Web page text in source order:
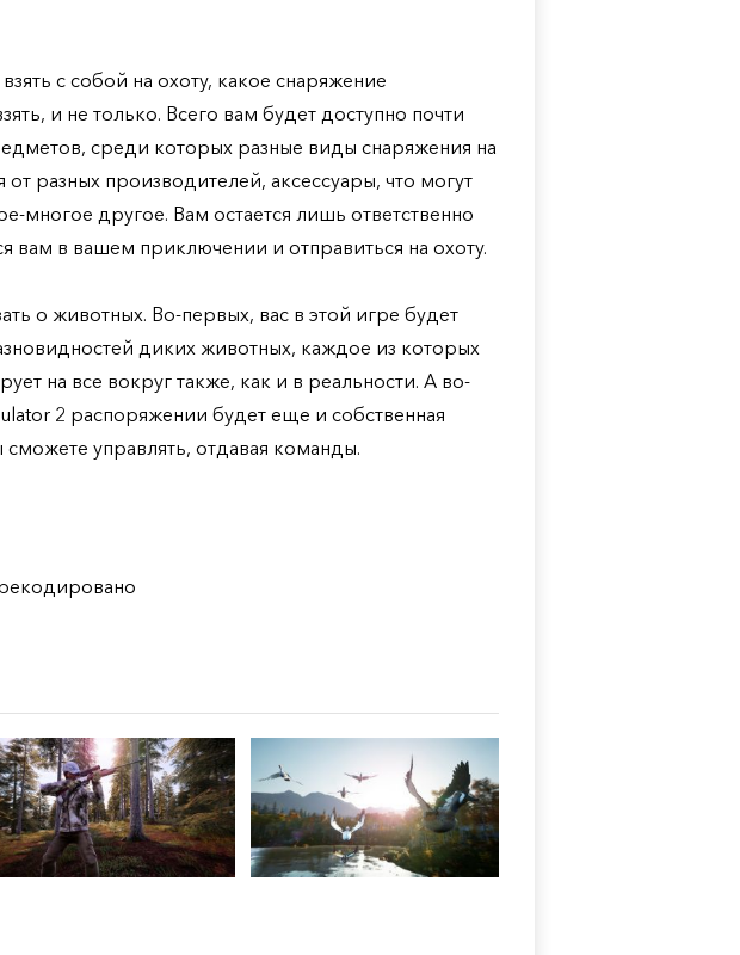
с собой на охоту, какое снаряжение
и не только. Всего вам будет доступно почти
среди которых разные виды снаряжения на
разных производителей, аксессуары, что могут
многое другое. Вам остается лишь ответственно
вам в вашем приключении и отправиться на охоту.
о животных. Во-первых, вас в этой игре будет
диких животных, каждое из которых
на все вокруг также, как и в реальности. А во-
2 распоряжении будет еще и собственная
управлять, отдавая команды.